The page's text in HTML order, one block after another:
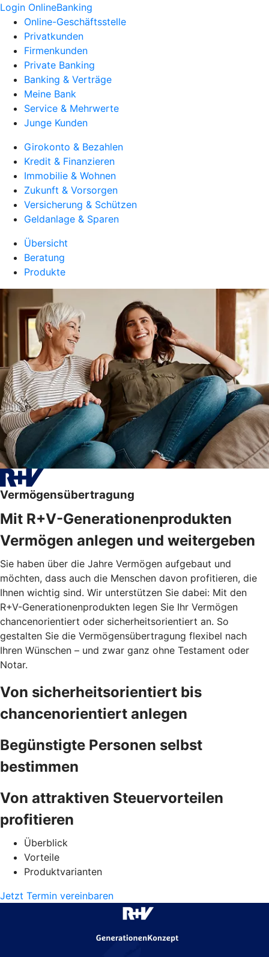
Login OnlineBanking
Online-Geschäftsstelle
Privatkunden
Firmenkunden
Private Banking
Banking & Verträge
Meine Bank
Service & Mehrwerte
Junge Kunden
Girokonto & Bezahlen
Kredit & Finanzieren
Immobilie & Wohnen
Zukunft & Vorsorgen
Versicherung & Schützen
Geldanlage & Sparen
Übersicht
Beratung
Produkte
Vermögensübertragung
Mit R+V-Generationenprodukten
Vermögen anlegen und weitergeben
Sie haben über die Jahre Vermögen aufgebaut und
möchten, dass auch die Menschen davon profitieren, die
Ihnen wichtig sind. Wir unterstützen Sie dabei: Mit den
R+V-Generationenprodukten legen Sie Ihr Vermögen
chancenorientiert oder sicherheitsorientiert an. So
gestalten Sie die Vermögensübertragung flexibel nach
Ihren Wünschen – und zwar ganz ohne Testament oder
Notar.
Von sicherheitsorientiert bis
chancenorientiert anlegen
Begünstigte Personen selbst
bestimmen
Von attraktiven Steuervorteilen
profitieren
Überblick
Vorteile
Produktvarianten
Jetzt Termin vereinbaren